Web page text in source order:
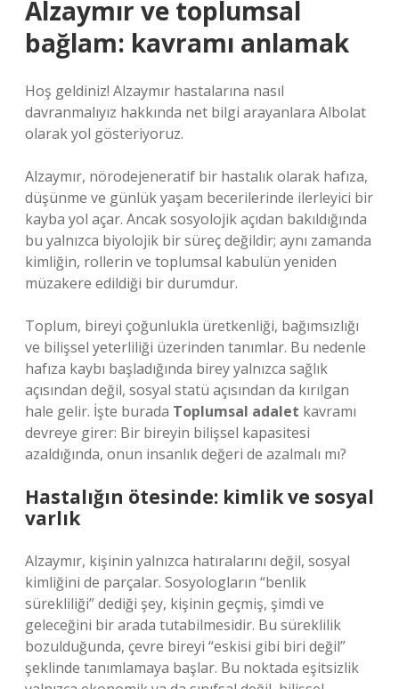
Alzaymır ve toplumsal
bağlam: kavramı anlamak
Hoş geldiniz! Alzaymır hastalarına nasıl
davranmalıyız hakkında net bilgi arayanlara Albolat
olarak yol gösteriyoruz.
Alzaymır, nörodejeneratif bir hastalık olarak hafıza,
düşünme ve günlük yaşam becerilerinde ilerleyici bir
kayba yol açar. Ancak sosyolojik açıdan bakıldığında
bu yalnızca biyolojik bir süreç değildir; aynı zamanda
kimliğin, rollerin ve toplumsal kabulün yeniden
müzakere edildiği bir durumdur.
Toplum, bireyi çoğunlukla üretkenliği, bağımsızlığı
ve bilişsel yeterliliği üzerinden tanımlar. Bu nedenle
hafıza kaybı başladığında birey yalnızca sağlık
açısından değil, sosyal statü açısından da kırılgan
hale gelir. İşte burada Toplumsal adalet kavramı
devreye girer: Bir bireyin bilişsel kapasitesi
azaldığında, onun insanlık değeri de azalmalı mı?
Hastalığın ötesinde: kimlik ve sosyal
varlık
Alzaymır, kişinin yalnızca hatıralarını değil, sosyal
kimliğini de parçalar. Sosyologların “benlik
sürekliliği” dediği şey, kişinin geçmiş, şimdi ve
geleceğini bir arada tutabilmesidir. Bu süreklilik
bozulduğunda, çevre bireyi “eskisi gibi biri değil”
şeklinde tanımlamaya başlar. Bu noktada eşitsizlik